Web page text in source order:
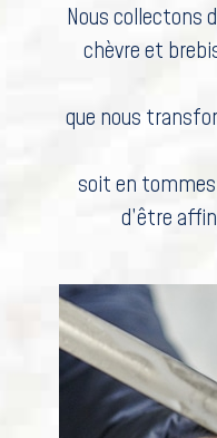
Nous collectons
chèvre et
que nous
soit en
d’être